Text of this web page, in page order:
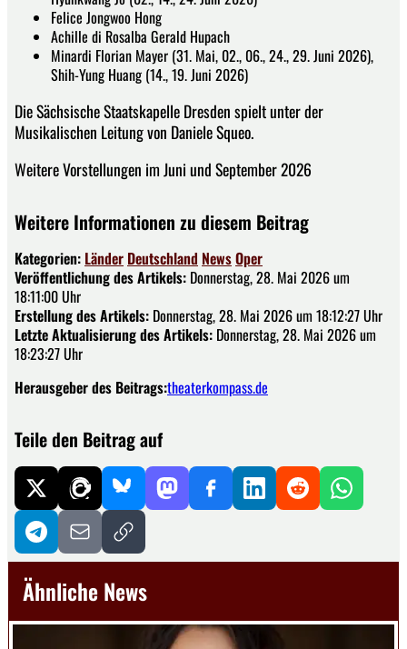
Felice Jongwoo Hong
Achille di Rosalba Gerald Hupach
Minardi Florian Mayer (31. Mai, 02., 06., 24., 29. Juni 2026),
Shih-Yung Huang (14., 19. Juni 2026)
Die Sächsische Staatskapelle Dresden spielt unter der
Musikalischen Leitung von Daniele Squeo.
Weitere Vorstellungen im Juni und September 2026
Weitere Informationen zu diesem Beitrag
Kategorien: Länder Deutschland NewsOper
Veröffentlichung des Artikels: Donnerstag, 28. Mai 2026 um
18:11:00 Uhr
Erstellung des Artikels: Donnerstag, 28. Mai 2026 um 18:12:27 Uhr
Letzte Aktualisierung des Artikels: Donnerstag, 28. Mai 2026 um
18:23:27 Uhr
Herausgeber des Beitrags:theaterkompass.de
Teile den Beitrag auf
Ähnliche News